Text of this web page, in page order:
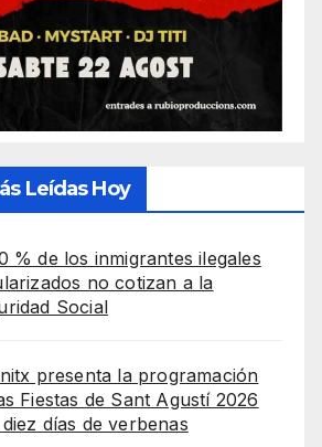
Leídas Hoy
% de los inmigrantes ilegales
no cotizan a la
Social
presenta la programación
Fiestas de Sant Agustí 2026
días de verbenas